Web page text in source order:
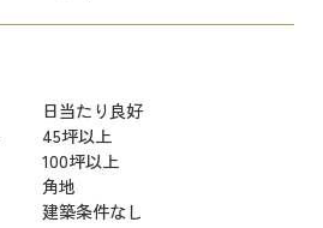
日当たり良好
45坪以上
100坪以上
角地
建築条件なし